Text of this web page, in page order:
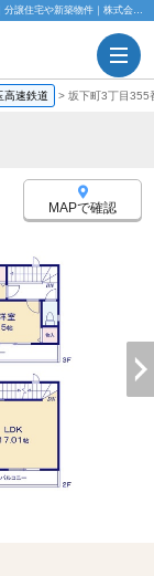
坂下町3丁目355番 埼玉県川口市坂下町3丁目｜3,990万円の新築一戸建て｜分譲住宅や新築物件｜株式会社A-LINE
高速鉄道 > 坂下町3丁目355
MAPで確認